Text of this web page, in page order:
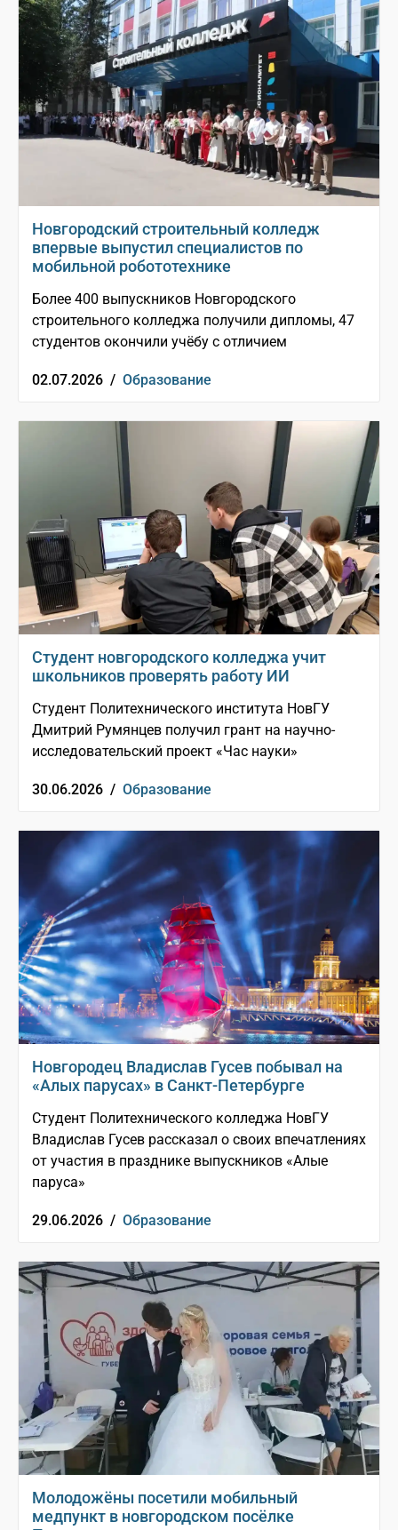
Новгородский строительный колледж
впервые выпустил специалистов по
мобильной робототехнике
Более 400 выпускников Новгородского
строительного колледжа получили дипломы, 47
студентов окончили учёбу с отличием
02.07.2026 / Образование
Студент новгородского колледжа учит
школьников проверять работу ИИ
Студент Политехнического института НовГУ
Дмитрий Румянцев получил грант на научно-
исследовательский проект «Час науки»
30.06.2026 / Образование
Новгородец Владислав Гусев побывал на
«Алых парусах» в Санкт-Петербурге
Студент Политехнического колледжа НовГУ
Владислав Гусев рассказал о своих впечатлениях
от участия в празднике выпускников «Алые
паруса»
29.06.2026 / Образование
Молодожёны посетили мобильный
медпункт в новгородском посёлке